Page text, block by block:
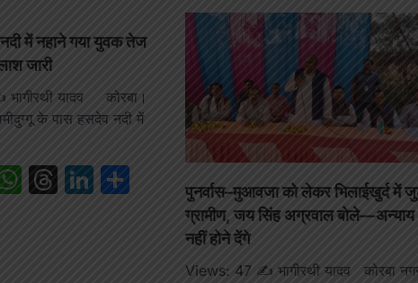
में नहाने गया युवक तेज
जारी
यादव कोरबा।
के पास हसदेव नदी में
WhatsApp
Threads
LinkedIn
Shareपुनर्वास–मुआवजा को लेकर भिलाईखुर्द में
ग्रामीण, जय सिंह अग्रवाल बोले—अन्याय
नहीं होने देंगे
Views: 47 ✍️ भागीरथी यादव कोरबा